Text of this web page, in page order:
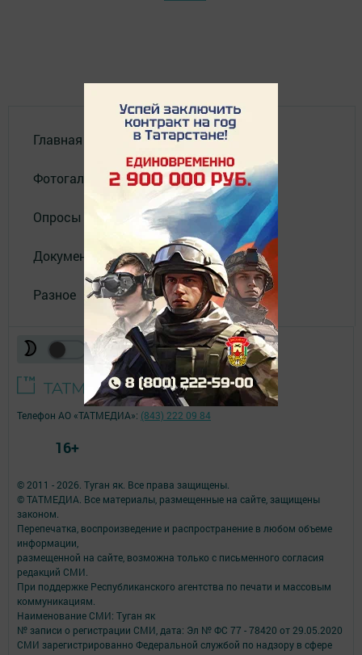
Главная
Фотогалереи
Опросы
Документы филиала
Разное
© 2011 - 2026. Туган як. Все права защищены.
© ТАТМЕДИА. Все материалы, размещенные на сайте, защищены
законом.
Перепечатка, воспроизведение и распространение в любом объеме
информации,
размещенной на сайте, возможна только с письменного согласия
редакций СМИ.
При поддержке Республиканского агентства по печати и массовым
коммуникациям.
Наименование СМИ: Туган як
№ записи о регистрации СМИ, дата: Эл № ФС 77 - 78420 от 29.05.2020
СМИ зарегистрированно Федеральной службой по надзору в сфере
Телефон АО «ТАТМЕДИА»: (843) 222 09 84
16+